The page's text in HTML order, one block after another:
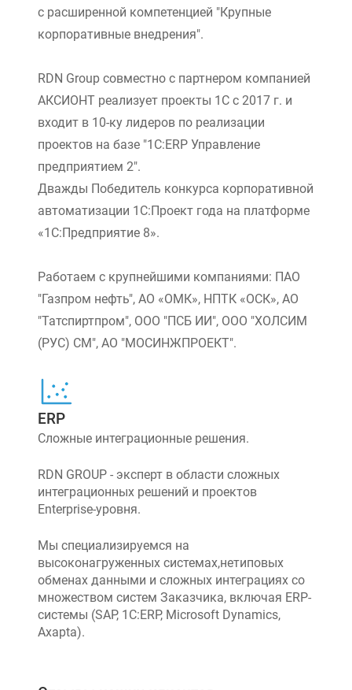
с расширенной компетенцией "Крупные
корпоративные внедрения".
RDN Group совместно с партнером компанией
АКСИОНТ реализует проекты 1С с 2017 г. и
входит в 10-ку лидеров по реализации
проектов на базе "1С:ERP Управление
предприятием 2".
Дважды Победитель конкурса корпоративной
автоматизации 1С:Проект года на платформе
«1С:Предприятие 8».
Работаем с крупнейшими компаниями: ПАО
"Газпром нефть", АО «ОМК», НПТК «ОСК», АО
"Татспиртпром", ООО "ПСБ ИИ", ООО "ХОЛСИМ
(РУС) СМ", АО "МОСИНЖПРОЕКТ".
ERP
Сложные интеграционные решения.
RDN GROUP - эксперт в области сложных
интеграционных решений и проектов
Enterprise-уровня.
Мы специализируемся на
высоконагруженных системах,нетиповых
обменах данными и сложных интеграциях со
множеством систем Заказчика, включая ERP-
системы (SAP, 1C:ERP, Microsoft Dynamics,
Axapta).